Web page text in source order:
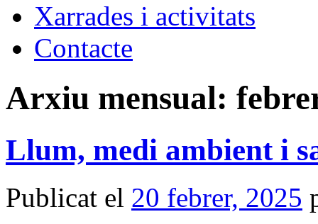
Xarrades i activitats
Contacte
Arxiu mensual:
Llum, medi ambient i
Publicat el 20 febrer, 2025